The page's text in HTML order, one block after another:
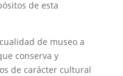
de esta
de museo a
conserva y
de carácter cultural